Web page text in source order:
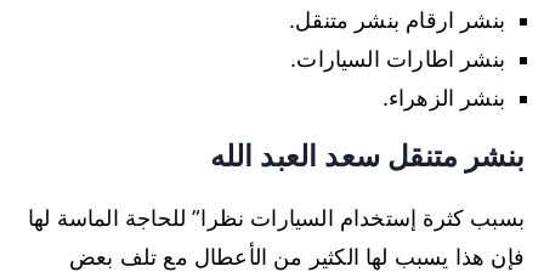
بنشر ارقام بنشر متنقل.
بنشر اطارات السيارات.
بنشر الزهراء.
بنشر متنقل سعد العبد الله
بسبب كثرة إستخدام السيارات نظرا” للحاجة الماسة لها
فإن هذا يسبب لها الكثير من الأعطال مع تلف بعض